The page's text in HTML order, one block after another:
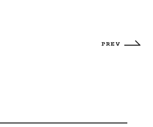
PREV